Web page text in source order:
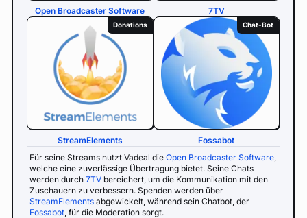
Für seine Streams nutzt Vadeal die Open Broadcaster Software
welche eine zuverlässige Übertragung bietet. Seine Chats
werden durch 7TV bereichert, um die Kommunikation mit den
Zuschauern zu verbessern. Spenden werden über
StreamElements abgewickelt, während sein Chatbot, der
Fossabot , für die Moderation sorgt.
Open Broadcaster Software 7TV
Donations
StreamElements
Chat-Bot
Fossabot